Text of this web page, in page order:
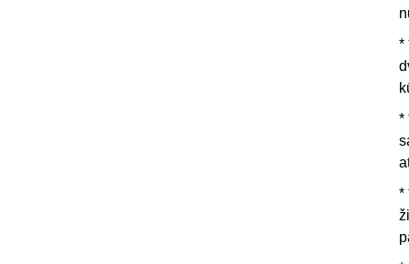
*
*
*